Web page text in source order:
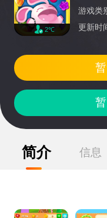
2℃
游戏类
更新时
简介 信息